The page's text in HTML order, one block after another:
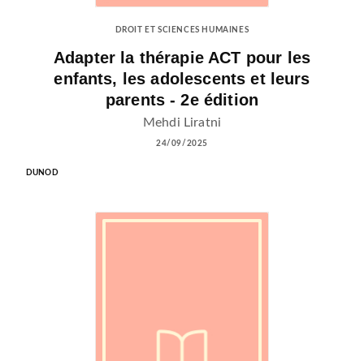
DROIT ET SCIENCES HUMAINES
Adapter la thérapie ACT pour les
enfants, les adolescents et leurs
parents - 2e édition
Mehdi Liratni
24/09/2025
DUNOD